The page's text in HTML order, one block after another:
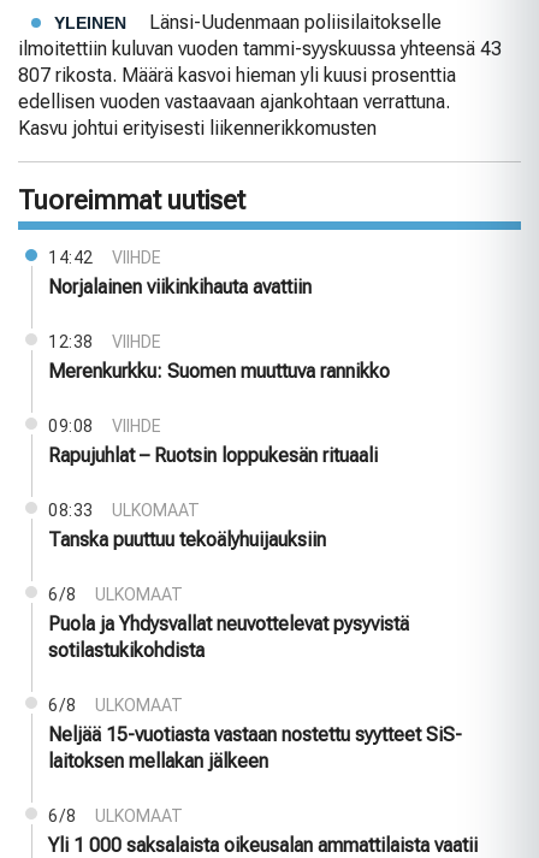
YLEINEN
Länsi-Uudenmaan poliisilaitokselle
ilmoitettiin kuluvan vuoden tammi-syyskuussa yhteensä 43
807 rikosta. Määrä kasvoi hieman yli kuusi prosenttia
edellisen vuoden vastaavaan ajankohtaan verrattuna.
Kasvu johtui erityisesti liikennerikkomusten
Tuoreimmat uutiset
14:42 VIIHDE
Norjalainen viikinkihauta avattiin
12:38 VIIHDE
Merenkurkku: Suomen muuttuva rannikko
09:08 VIIHDE
Rapujuhlat – Ruotsin loppukesän rituaali
08:33 ULKOMAAT
Tanska puuttuu tekoälyhuijauksiin
6/8 ULKOMAAT
Puola ja Yhdysvallat neuvottelevat pysyvistä
sotilastukikohdista
6/8 ULKOMAAT
Neljää 15-vuotiasta vastaan nostettu syytteet SiS-
laitoksen mellakan jälkeen
6/8 ULKOMAAT
Yli 1 000 saksalaista oikeusalan ammattilaista vaatii